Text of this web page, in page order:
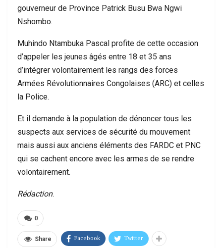
gouverneur de Province Patrick Busu Bwa Ngwi
Nshombo.
Muhindo Ntambuka Pascal profite de cette occasion
d’appeler les jeunes âgés entre 18 et 35 ans
d’intégrer volontairement les rangs des forces
Armées Révolutionnaires Congolaises (ARC) et celles
la Police.
Et il demande à la population de dénoncer tous les
suspects aux services de sécurité du mouvement
mais aussi aux anciens éléments des FARDC et PNC
qui se cachent encore avec les armes de se rendre
volontairement.
Rédaction.
0
Share Facebook Twitter